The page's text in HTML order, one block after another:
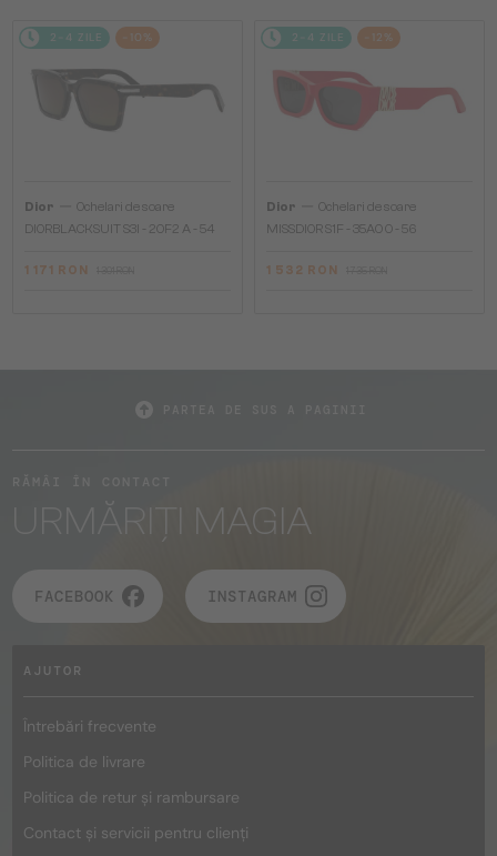
2-4 ZILE -10%
Dior
Ochelari de soare
DIORBLACKSUIT S3I - 20F2 A - 54
1 171 RON
2-4 ZILE -12%
Dior
Ochelari de soare
MISSDIOR S1F - 35A0 O - 56
1 532 RON
URMĂRIȚI MAGIA
FACEBOOK INSTAGRAM
AJUTOR
Întrebări frecvente
Politica de livrare
Politica de retur și rambursare
Contact și servicii pentru clienți